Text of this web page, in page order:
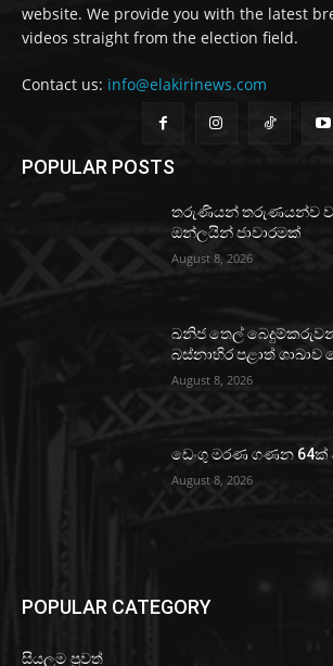
website. We provide you with the latest
videos straight from the election field.
Contact us: info@elakirinews.com
POPULAR POSTS
තරුණියන් තරුණයන්ව
ඔන්ලයින් ජාවාරමක්
August 8, 2026
ඛනිජ තෙල්
බස්නාහිර පළාත්
August 8, 2026
ඩෙංගු මරණ ගණන 64ක්
August 8, 2026
POPULAR CATEGORY
සියලුම පුවත්